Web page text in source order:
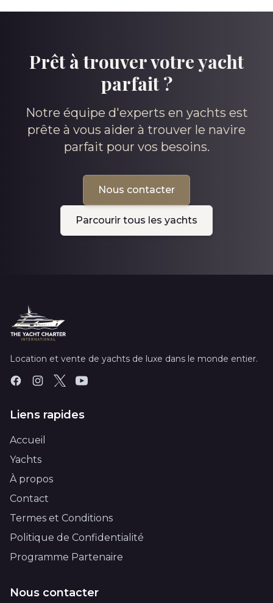
Prêt à trouver votre yacht
parfait ?
Notre équipe d'experts en yachts est
prête à vous aider à trouver le navire
parfait pour vos besoins.
Nous contacter
Parcourir tous les yachts
Location et vente de yachts de luxe dans le monde entier.
Liens rapides
Accueil
Yachts
À propos
Contact
Termes et Conditions
Politique de Confidentialité
Programme Partenaire
Nous contacter